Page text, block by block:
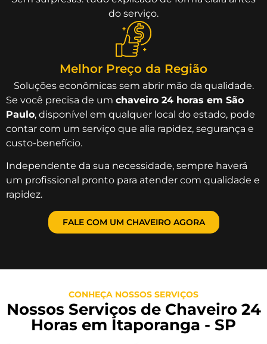
do serviço.
Melhor Preço da Região
Soluções econômicas sem abrir mão da qualidade.
Se você precisa de um chaveiro 24 horas em São
Paulo, disponível em qualquer local do estado, pode
contar com um serviço que alia rapidez, segurança e
custo-benefício.
Independente da sua necessidade, sempre haverá
um profissional pronto para atender com qualidade e
rapidez.
FALE COM UM CHAVEIRO AGORA
CONHEÇA NOSSOS SERVIÇOS
Nossos Serviços de Chaveiro 24
Horas em Itaporanga - SP